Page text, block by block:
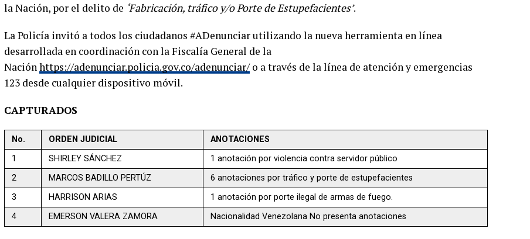
la Nación, por el delito de ‘Fabricación, tráfico y/o Porte de Estupefacientes’.
La Policía invitó a todos los ciudadanos #ADenunciar utilizando la nueva herramienta en línea
desarrollada en coordinación con la Fiscalía General de la
Naciónhttps://adenunciar.policia.gov.co/adenunciar/o a través de la línea de atención y emergencias
123 desde cualquier dispositivo móvil.
CAPTURADOS
No. ORDEN JUDICIAL
ANOTACIONES
1
SHIRLEY SÁNCHEZ
1 anotación por violencia contra servidor público
2
MARCOS BADILLO PERTÚZ
6 anotaciones por tráfico y porte de estupefacientes
3
HARRISON ARIAS
1 anotación por porte ilegal de armas de fuego.
4
EMERSON VALERA ZAMORA Nacionalidad Venezolana No presenta anotaciones